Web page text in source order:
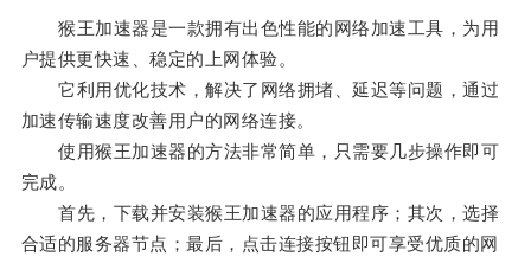
猴王加速器是一款拥有出色性能的网络加速工具，为用
户提供更快速、稳定的上网体验。
它利用优化技术，解决了网络拥堵、延迟等问题，通过
加速传输速度改善用户的网络连接。
使用猴王加速器的方法非常简单，只需要几步操作即可
完成。
首先，下载并安装猴王加速器的应用程序；其次，选择
合适的服务器节点；最后，点击连接按钮即可享受优质的网